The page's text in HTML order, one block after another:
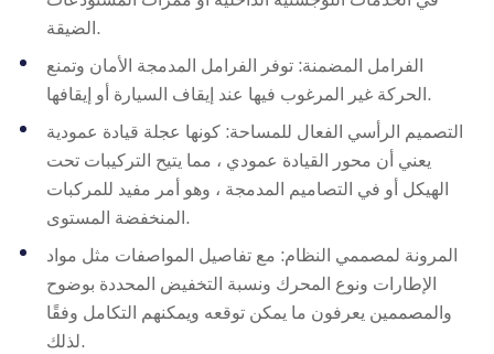
الضيقة.
الفرامل المضمنة: توفر الفرامل المدمجة الأمان وتمنع
الحركة غير المرغوب فيها عند إيقاف السيارة أو إيقافها.
التصميم الرأسي الفعال للمساحة: كونها عجلة قيادة عمودية
يعني أن محور القيادة عمودي ، مما يتيح التركيبات تحت
الهيكل أو في التصاميم المدمجة ، وهو أمر مفيد للمركبات
المنخفضة المستوى.
المرونة لمصممي النظام: مع تفاصيل المواصفات مثل مواد
الإطارات ونوع المحرك ونسبة التخفيض المحددة بوضوح
والمصممين يعرفون ما يمكن توقعه ويمكنهم التكامل وفقًا
لذلك.